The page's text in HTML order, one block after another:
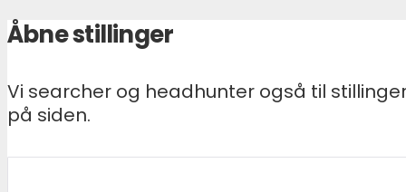
Åbne stillinger
Vi searcher og headhunter også til
på siden.